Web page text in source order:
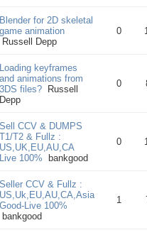
Blender for 2D skeletal
game animation
Russell Depp
0
Loading keyframes
and animations from
3DS files?
Russell
Depp
0
Sell CCV & DUMPS
T1/T2 & Fullz :
US,UK,EU,AU,CA
Live 100% bankgood
0
Seller CCV & Fullz :
US,Uk,EU,AU,CA,Asia
Good-Live 100%
bankgood
1